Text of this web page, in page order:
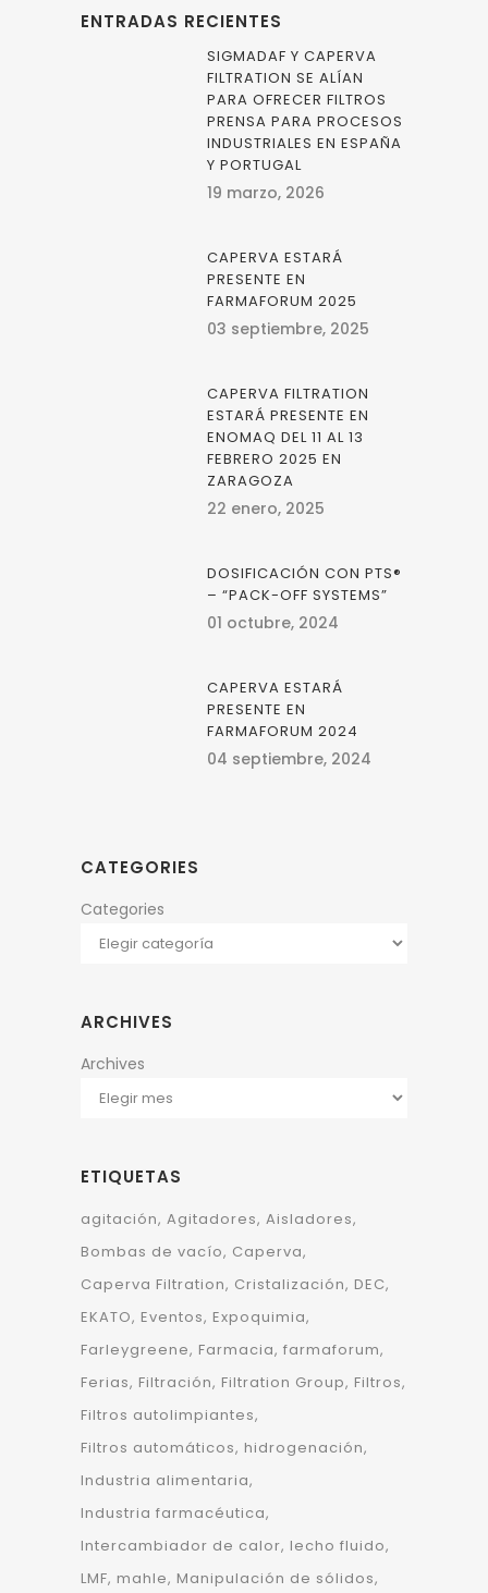
ENTRADAS RECIENTES
SIGMADAF Y CAPERVA
FILTRATION SE ALÍAN
PARA OFRECER FILTROS
PRENSA PARA PROCESOS
INDUSTRIALES EN ESPAÑA
Y PORTUGAL
19 marzo, 2026
CAPERVA ESTARÁ
PRESENTE EN
FARMAFORUM 2025
03 septiembre, 2025
CAPERVA FILTRATION
ESTARÁ PRESENTE EN
ENOMAQ DEL 11 AL 13
FEBRERO 2025 EN
ZARAGOZA
22 enero, 2025
DOSIFICACIÓN CON PTS®
– “PACK-OFF SYSTEMS”
01 octubre, 2024
CAPERVA ESTARÁ
PRESENTE EN
FARMAFORUM 2024
04 septiembre, 2024
CATEGORIES
Categories
ARCHIVES
Archives
ETIQUETAS
agitación Agitadores Aisladores
Bombas de vacío Caperva
Caperva Filtration Cristalización DEC
EKATO Eventos Expoquimia
Farleygreene Farmacia farmaforum
Ferias Filtración Filtration Group Filtros
Filtros autolimpiantes
Filtros automáticos hidrogenación
Industria alimentaria
Industria farmacéutica
Intercambiador de calor lecho fluido
LMF mahle Manipulación de sólidos